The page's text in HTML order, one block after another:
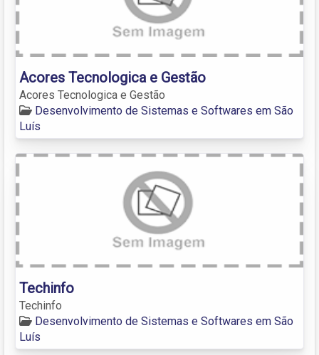
Acores Tecnologica e Gestão
Acores Tecnologica e Gestão
Desenvolvimento de Sistemas e Softwares em São
Luís
Techinfo
Techinfo
Desenvolvimento de Sistemas e Softwares em São
Luís